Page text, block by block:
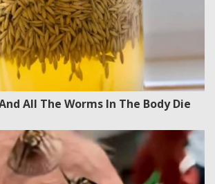
All The Worms In The Body Die